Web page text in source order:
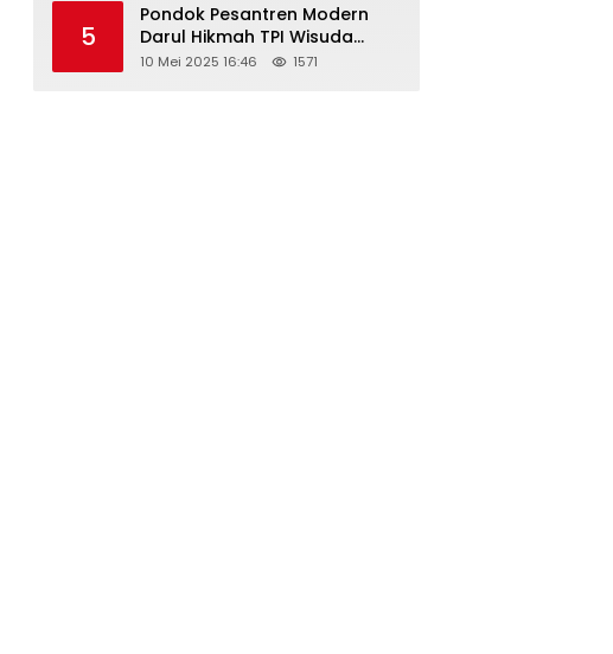
5
Pondok Pesantren Modern
Darul Hikmah TPI Wisuda
Santri/Santriwati Angkatan
10 Mei 2025 16:46 1571